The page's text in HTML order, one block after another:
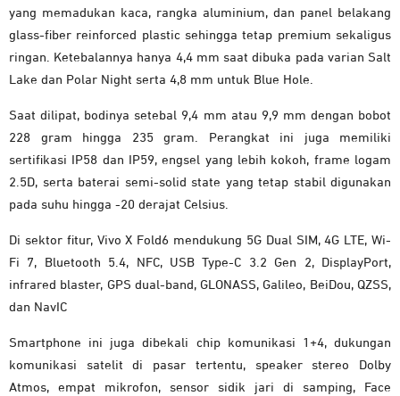
yang memadukan kaca, rangka aluminium, dan panel belakang
glass-fiber reinforced plastic sehingga tetap premium sekaligus
ringan. Ketebalannya hanya 4,4 mm saat dibuka pada varian Salt
Lake dan Polar Night serta 4,8 mm untuk Blue Hole.
Saat dilipat, bodinya setebal 9,4 mm atau 9,9 mm dengan bobot
228 gram hingga 235 gram. Perangkat ini juga memiliki
sertifikasi IP58 dan IP59, engsel yang lebih kokoh, frame logam
2.5D, serta baterai semi-solid state yang tetap stabil digunakan
pada suhu hingga -20 derajat Celsius.
Di sektor fitur, Vivo X Fold6 mendukung 5G Dual SIM, 4G LTE, Wi-
Fi 7, Bluetooth 5.4, NFC, USB Type-C 3.2 Gen 2, DisplayPort,
infrared blaster, GPS dual-band, GLONASS, Galileo, BeiDou, QZSS,
dan NavIC
Smartphone ini juga dibekali chip komunikasi 1+4, dukungan
komunikasi satelit di pasar tertentu, speaker stereo Dolby
Atmos, empat mikrofon, sensor sidik jari di samping, Face